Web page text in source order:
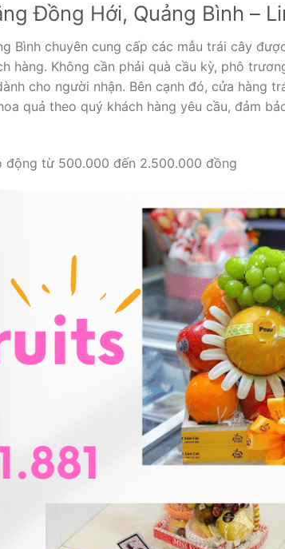
Đồng Hới, Quảng Bình –
Bình chuyên cung cấp các mẫu trái cây
hàng. Không cần phải quà cầu kỳ, phô
cho người nhận. Bên cạnh đó, cửa hàng
quả theo quý khách hàng yêu cầu, đảm
từ 500.000 đến 2.500.000 đồng